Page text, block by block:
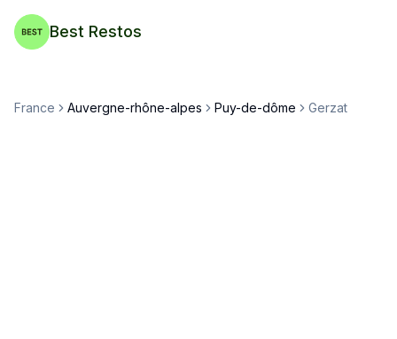
Best Restos
France Auvergne-rhône-alpes Puy-de-dôme Gerzat